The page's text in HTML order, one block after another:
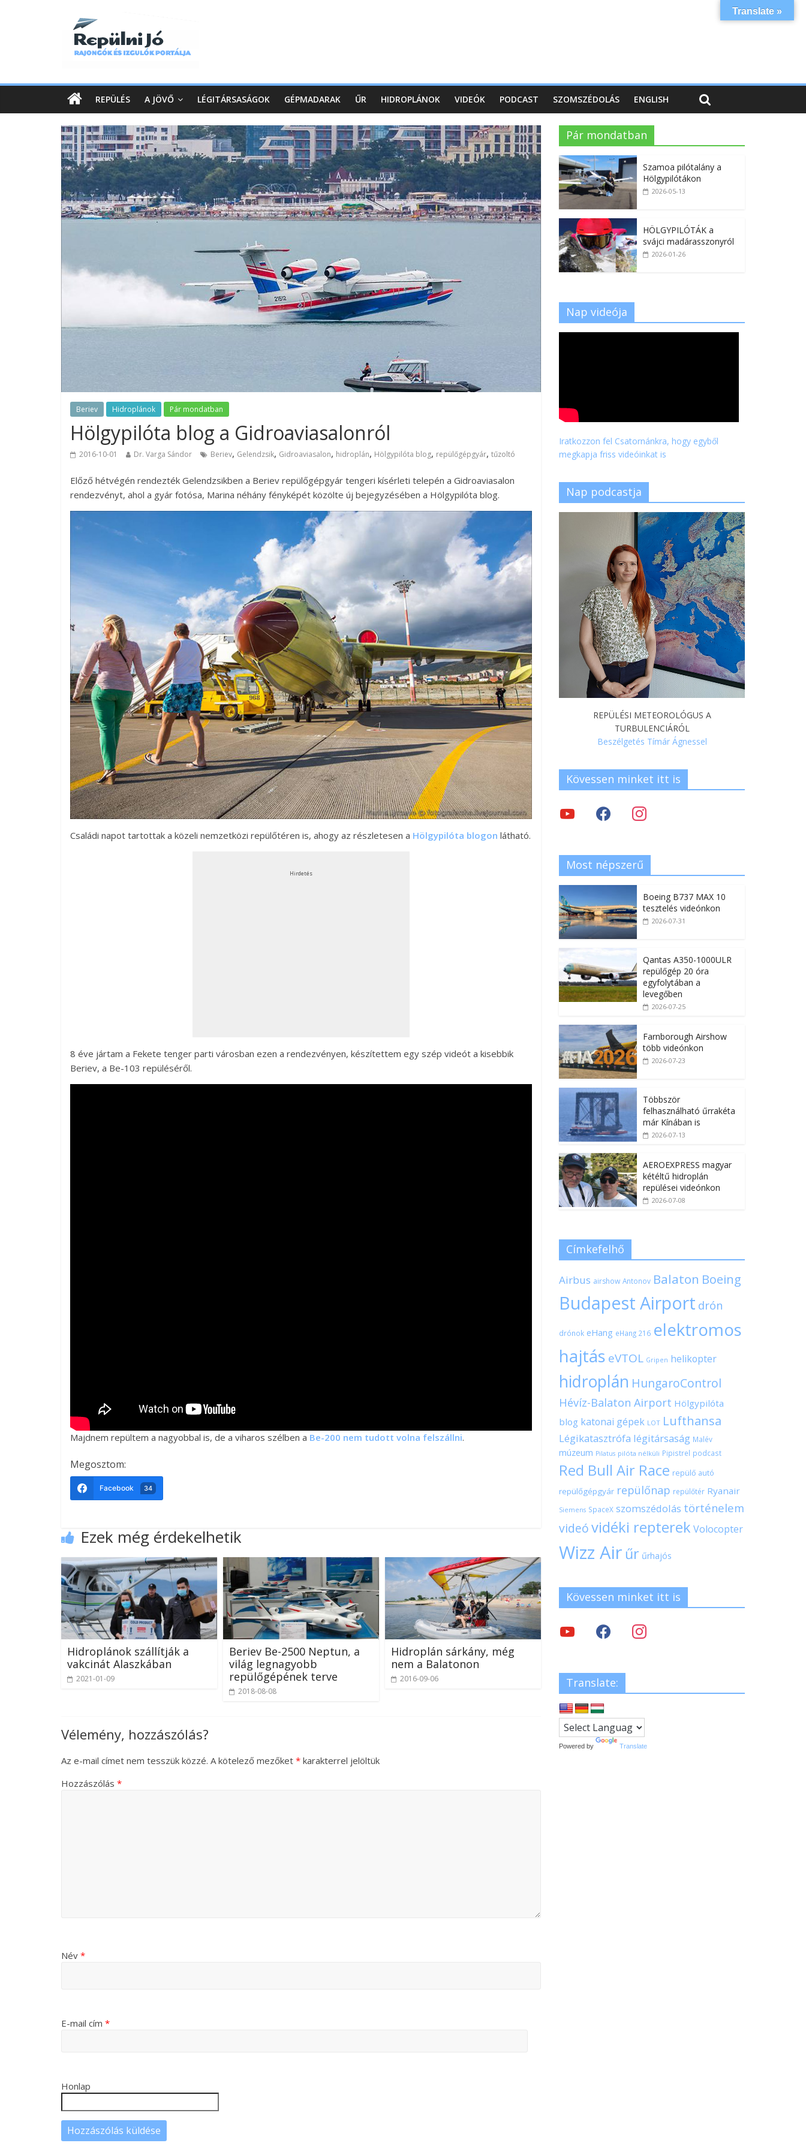
REPÜLÉS A JÖVŐ LÉGITÁRSASÁGOK GÉPMADARAK ŰR HIDROPLÁNOK VIDEÓK PODCAST SZOMSZÉDOLÁS ENGLISH
Beriev Hidroplánok Pár mondatban
Hölgypilóta blog a Gidroaviasalonról
2016-10-01 Dr. Varga Sándor Beriev, Gelendzsik, Gidroaviasalon, hidroplán, Hölgypilóta blog, repülőgépgyár, tűzoltó
Előző hétvégén rendezték Gelendzsikben a Beriev repülőgépgyár tengeri kísérleti telepén a Gidroaviasalon
rendezvényt, ahol a gyár fotósa, Marina néhány fényképét közölte új bejegyzésében a Hölgypilóta blog.
Családi napot tartottak a közeli nemzetközi repülőtéren is, ahogy az részletesen a Hölgypilóta blogon látható.
Hirdetés
8 éve jártam a Fekete tenger parti városban ezen a rendezvényen, készítettem egy szép videót a kisebbik
Beriev, a Be-103 repüléséről.
Majdnem repültem a nagyobbal is, de a viharos szélben a Be-200 nem tudott volna felszállni.
Megosztom:
Facebook 34
Ezek még érdekelhetik
Hidroplánok szállítják a
vakcinát Alaszkában
2021-01-09
Beriev Be-2500 Neptun, a
világ legnagyobb
repülőgépének terve
2018-08-08
Hidroplán sárkány, még
nem a Balatonon
2016-09-06
Vélemény, hozzászólás?
Az e-mail címet nem tesszük közzé. A kötelező mezőket * karakterrel jelöltük
Hozzászólás *
Név *
E-mail cím *
Honlap
Pár mondatban
Szamoa pilótalány a
Hölgypilótákon
2026-05-13
HÖLGYPILÓTÁK a
svájci madárasszonyról
2026-01-26
Nap videója
Iratkozzon fel Csatornánkra, hogy egyből
megkapja friss videóinkat is
Nap podcastja
REPÜLÉSI METEOROLÓGUS A
TURBULENCIÁRÓL
Beszélgetés Tímár Ágnessel
Kövessen minket itt is
Most népszerű
Boeing B737 MAX 10
tesztelés videónkon
2026-07-31
Qantas A350-1000ULR
repülőgép 20 óra
egyfolytában a
levegőben
2026-07-25
Farnborough Airshow
több videónkon
2026-07-23
Többször
felhasználható űrrakéta
már Kínában is
2026-07-13
AEROEXPRESS magyar
kétéltű hidroplán
repülései videónkon
2026-07-08
Címkefelhő
Airbus airshow Antonov Balaton Boeing
Budapest Airport drón
drónok eHang eHang 216 elektromos
hajtás eVTOL Gripen helikopter
hidroplán HungaroControl
Hévíz-Balaton Airport Hölgypilóta
blog katonai gépek LOT Lufthansa
Légikatasztrófa légitársaság Malév
múzeum Pilatus pilóta nélküli Pipistrel podcast
Red Bull Air Race repülő autó
repülőgépgyár repülőnap repülőtér Ryanair
Siemens SpaceX szomszédolás történelem
videóvidéki repterek Volocopter
Wizz Air űr űrhajós
Kövessen minket itt is
Translate:
Powered by Translate
Translate »